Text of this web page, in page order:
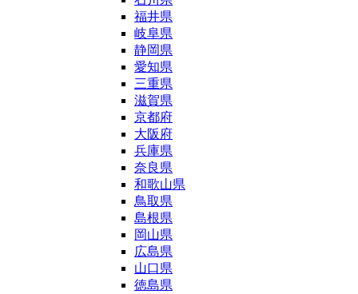
福井県
岐阜県
静岡県
愛知県
三重県
滋賀県
京都府
大阪府
兵庫県
奈良県
和歌山県
鳥取県
島根県
岡山県
広島県
山口県
徳島県